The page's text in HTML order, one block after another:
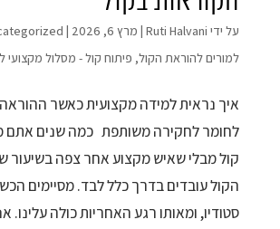
על ידי Ruti Halvani
| מרץ 6, 2026
למורים להוראת הקול, פיתוח קול - מסלול מקצועי
איך נראית למידה מקצועית כאשר
לחומר לחקירה משותפת כמה שנים אתם
קול מבלי שאיש מקצוע אחר צפה בשיעור
הקול עובדים בדרך כלל לבד. מסיימים
סטודיו, ומאותו רגע האחריות כולה עלינו.